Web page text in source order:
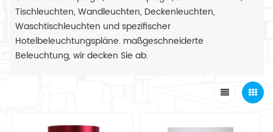
Tischleuchten, Wandleuchten, Deckenleuchten,
Waschtischleuchten und spezifischer
Hotelbeleuchtungspläne. maßgeschneiderte
Beleuchtung, wir decken Sie ab.